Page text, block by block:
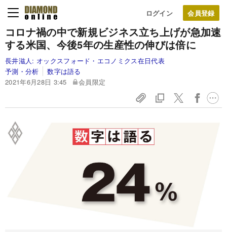
ログイン
コロナ禍の中で新規ビジネス立ち上げが急加速
する米国、今後5年の生産性の伸びは倍に
長井滋人: オックスフォード・エコノミクス在日代表
予測・分析
数字は語る
2021年6月28日 3:45
会員限定